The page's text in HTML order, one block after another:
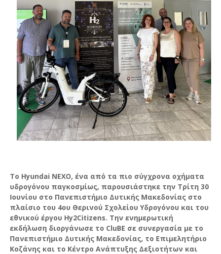
Το Hyundai NEXO, ένα από τα πιο σύγχρονα οχήματα
υδρογόνου παγκοσμίως, παρουσιάστηκε την Τρίτη 30
Ιουνίου στο Πανεπιστήμιο Δυτικής Μακεδονίας στο
πλαίσιο του 4ου Θερινού Σχολείου Υδρογόνου και του
εθνικού έργου Hy2Citizens. Την ενημερωτική
εκδήλωση διοργάνωσε το CluBE σε συνεργασία με το
Πανεπιστήμιο Δυτικής Μακεδονίας, το Επιμελητήριο
Κοζάνης και το Κέντρο Ανάπτυξης Δεξιοτήτων και